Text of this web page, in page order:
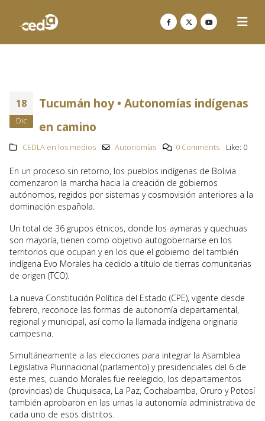
18
Dic
Tucumán hoy • Autonomías indígenas
en camino
CEDLA en los medios Autonomías 0 Comments Like: 0
En un proceso sin retorno, los pueblos indígenas de Bolivia
comenzaron la marcha hacia la creación de gobiernos
autónomos, regidos por sistemas y cosmovisión anteriores a la
dominación española.
Un total de 36 grupos étnicos, donde los aymaras y quechuas
son mayoría, tienen como objetivo autogobernarse en los
territorios que ocupan y en los que el gobierno del también
indígena Evo Morales ha cedido a título de tierras comunitarias
de origen (TCO).
La nueva Constitución Política del Estado (CPE), vigente desde
febrero, reconoce las formas de autonomía departamental,
regional y municipal, así como la llamada indígena originaria
campesina.
Simultáneamente a las elecciones para integrar la Asamblea
Legislativa Plurinacional (parlamento) y presidenciales del 6 de
este mes, cuando Morales fue reelegido, los departamentos
(provincias) de Chuquisaca, La Paz, Cochabamba, Oruro y Potosí
también aprobaron en las urnas la autonomía administrativa de
cada uno de esos distritos.